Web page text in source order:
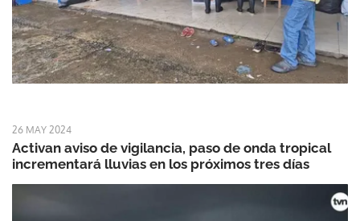
26 MAY 2024
Activan aviso de vigilancia, paso de onda tropical
incrementará lluvias en los próximos tres días